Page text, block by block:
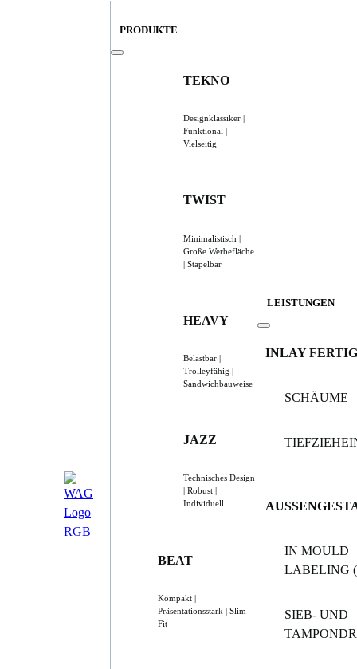
PRODUKTE
TEKNO
Designklassiker |
Funktional |
Vielseitig
TWIST
Minimalistisch |
Große Werbefläche
| Stapelbar
HEAVY
Belastbar |
Trolleyfähig |
Sandwichbauweise
JAZZ
Technisches Design
| Robust |
Individuell
BEAT
Kompakt |
Präsentationsstark | Slim
Fit
LEISTUNGEN
INLAY
SCHÄUME
IN MOULD
LABELING
SIEB- UND